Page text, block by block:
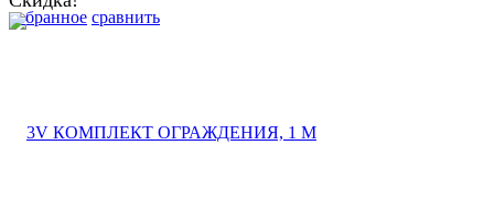
избранное сравнить